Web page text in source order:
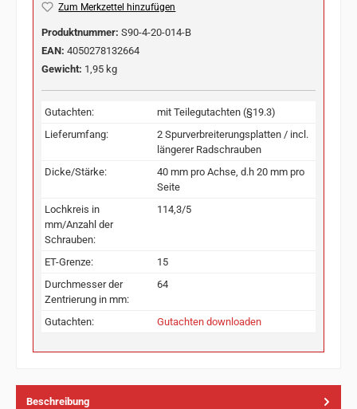
Zum Merkzettel hinzufügen
Produktnummer: S90-4-20-014-B
EAN: 4050278132664
Gewicht: 1,95 kg
Gutachten:
mit Teilegutachten (§19.3)
Lieferumfang:
2 Spurverbreiterungsplatten / incl.
längerer Radschrauben
Dicke/Stärke:
40 mm pro Achse, d.h 20 mm pro
Seite
Lochkreis in
mm/Anzahl der
Schrauben:
114,3/5
ET-Grenze:
15
Durchmesser der
Zentrierung in mm:
64
Gutachten: Gutachten downloaden
Beschreibung